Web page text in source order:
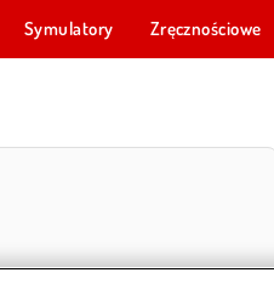
Symulatory Zręcznościowe